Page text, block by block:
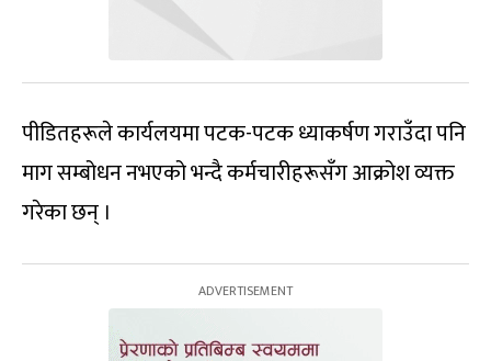
पीडितहरूले कार्यलयमा पटक-पटक ध्याकर्षण गराउँदा पनि
माग सम्बोधन नभएको भन्दै कर्मचारीहरूसँग आक्रोश व्यक्त
गरेका छन् ।